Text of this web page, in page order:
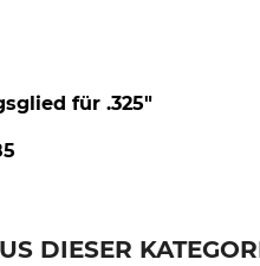
für .325"
DIESER